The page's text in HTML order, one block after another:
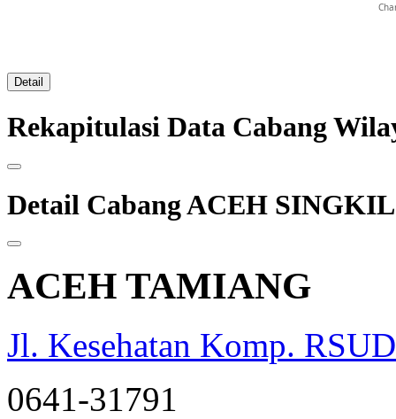
Detail
Rekapitulasi Data Cabang
Detail Cabang ACEH SINGKIL
ACEH TAMIANG
Jl. Kesehatan Komp.
0641-31791